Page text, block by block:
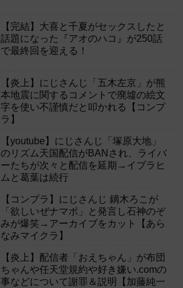
【完結】大喜と千夏がセックスしたと
話題になった『アオのハコ』が250話
で最終回を迎える！
【炎上】にじさんじ「五木左京」が熊
本地震に関するコメントで廃墟の絵文
字を使い不謹慎だと叩かれる【コンプ
ラ】
【youtube】にじさんじ「塚原大地」
のリズム天国配信がBANされ、ライバ
ーたちが次々と配信を延期→イブラヒ
ムと葛葉は続行
【コンプラ】にじさんじ 鏑木ろこが
「欲しいぜナマポ」と発言し石神のぞ
みが爆笑→アーカイブをカット【あら
なみマイクラ】
【炎上】配信者「おえちゃん」が布団
ちゃんや任天堂規約や好き嫌い.comの
事などについて謝罪＆説明【加藤純一